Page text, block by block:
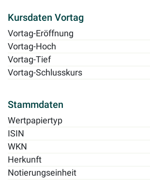
Kursdaten Vortag
Vortag-Eröffnung
Vortag-Hoch
Vortag-Tief
Vortag-Schlusskurs
Stammdaten
Wertpapiertyp
ISIN
WKN
Herkunft
Notierungseinheit